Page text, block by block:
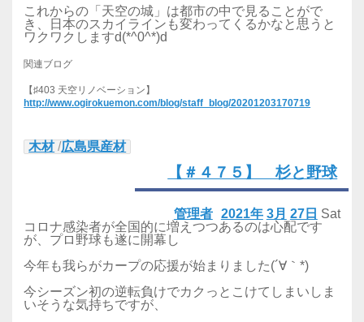
これからの「天空の城」は都市の中で見ることがで
き、日本のスカイラインも変わってくるかなと思うと
ワクワクしますd(*^0^*)d
関連ブログ
【♯403 天空リノベーション】
http://www.ogirokuemon.com/blog/staff_blog/20201203170719
木材/広島県産材
【＃４７５】 杉と野球
2021年 3月 27日 Sat
管理者
コロナ感染者が全国的に増えつつあるのは心配です
が、プロ野球も遂に開幕し
今年も我らがカープの応援が始まりました(´∀｀*)
今シーズン初の逆転負けでカクっとこけてしまいしま
いそうな気持ちですが、